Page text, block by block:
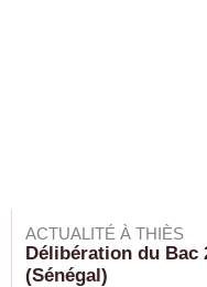
ACTUALITÉ À THIÈS
Délibération du Bac
(Sénégal)